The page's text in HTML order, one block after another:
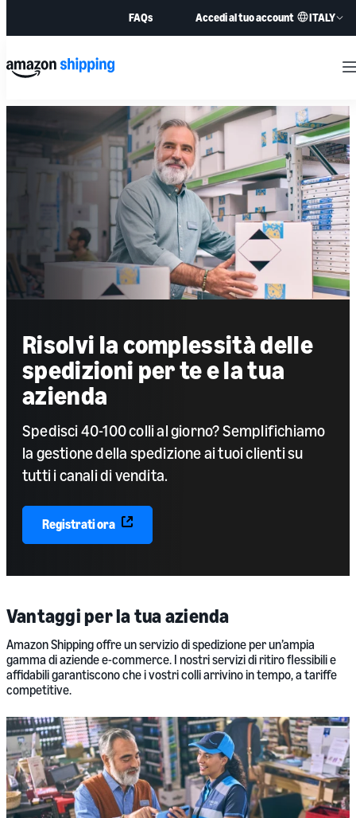
FAQs Accedi al tuo account ITALY
Risolvi la complessità delle
spedizioni per te e la tua
azienda
Spedisci 40-100 colli al giorno? Semplifichiamo
la gestione della spedizione ai tuoi clienti su
tutti i canali di vendita.
Registrati ora
Vantaggi per la tua azienda
Amazon Shipping offre un servizio di spedizione per un’ampia
gamma di aziende e-commerce. I nostri servizi di ritiro flessibili e
affidabili garantiscono che i vostri colli arrivino in tempo, a tariffe
competitive.